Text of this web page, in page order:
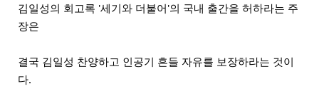
김일성의 회고록 '세기와 더불어'의 국내 출간을 허하라는 주
장은
결국 김일성 찬양하고 인공기 흔들 자유를 보장하라는 것이
다.